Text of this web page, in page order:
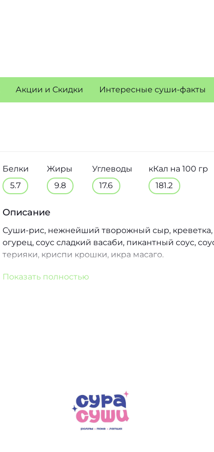
Акции и Скидки Интересные суши-факты
Белки
5.7
Жиры
9.8
Углеводы
17.6
кКал на 100 гр
181.2
Описание
Суши-рис, нежнейший творожный сыр, креветка,
огурец, соус сладкий васаби, пикантный соус,
терияки, криспи крошки, икра масаго.
|280гр / 8шт.|
Показать полностью